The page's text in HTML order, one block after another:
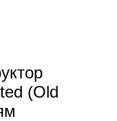
(Old